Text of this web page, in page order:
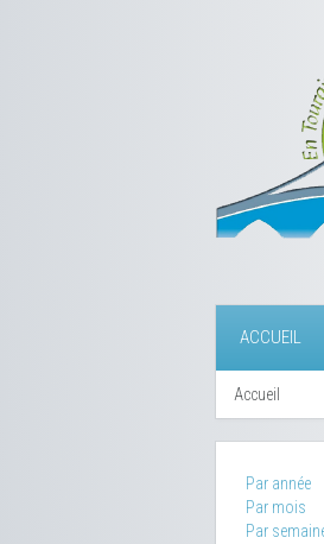
ACCUEIL
Accueil
Par année
Par mois
Par